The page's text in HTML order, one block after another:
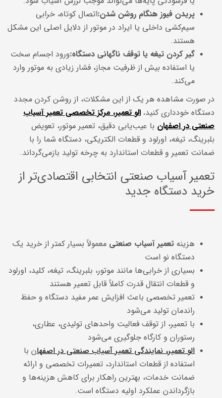
پریدن فیوز هنگام روشن شدن:اتصال کوتاه، خرابی
سیم‌کشی داخلی یا ایراد در موتور از دلایل اصلی این مشکل
هستند.
گیر کردن تیغه یا توقف ناگهانی دستگاه:ورود اجسام سخت
یا استفاده بیش از ظرفیت مجاز، فشار زیادی به موتور وارد
می‌کند.
در صورت مشاهده هر یک از این مشکلات، از روشن کردن مجدد
دستگاه خودداری کنید. الو تعمیر، مرکز تخصصی تعمیر آسیاب
صنعتی در اصفهان با عیب‌یابی دقیق، تعمیر موتور، تعویض
بلبرینگ، تیغه، اورلود و قطعات الکتریکی، دستگاه شما را با
ضمانت تعمیر و قطعات استاندارد به چرخه تولید بازمی‌گرداند.
تعمیر آسیاب صنعتی انتخابی اقتصادی‌تر از
خرید دستگاه جدید
هزینه تعمیر آسیاب صنعتی معمولاً بسیار کمتر از خرید یک
دستگاه نو است
بسیاری از خرابی‌ها مانند موتور، بلبرینگ، تیغه، کلید، اورلود
و قطعات انتقال قدرت کاملاً قابل تعمیر هستند
تعمیر تخصصی باعث افزایش عمر مفید دستگاه و حفظ
راندمان تولید می‌شود
با تعمیر، از توقف فعالیت واحدهای تولیدی، عطاری،
رستوران و کارگاه جلوگیری می‌شود
الو تعمیر، نمایندگی تعمیر آسیاب صنعتی در اصفهان با
استفاده از قطعات استاندارد، تعمیرات تخصصی و ارائه
ضمانت خدمات، بهترین راهکار برای کاهش هزینه‌ها و
بازگرداندن عملکرد اولیه دستگاه است.